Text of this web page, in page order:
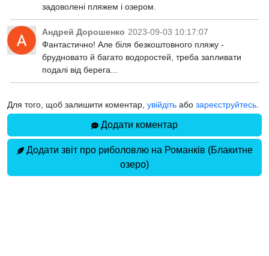
задоволені пляжем і озером.
Андрей Дорошенко 2023-09-03 10:17:07
Фантастично! Але біля безкоштовного пляжу -
брудновато й багато водоростей, треба запливати
подалі від берега...
Для того, щоб залишити коментар, увійдіть або зареєструйтесь
Додати коментар
Додати звіт про риболовлю на Романків (Блакитне
озеро)